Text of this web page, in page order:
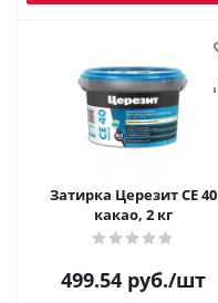
Затирка Церезит CE 40
какао, 2 кг
499.54руб./шт